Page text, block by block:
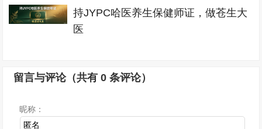
持JYPC哈医养生保健师证，做苍生大
医
留言与评论（共有0 条评论）
昵称：